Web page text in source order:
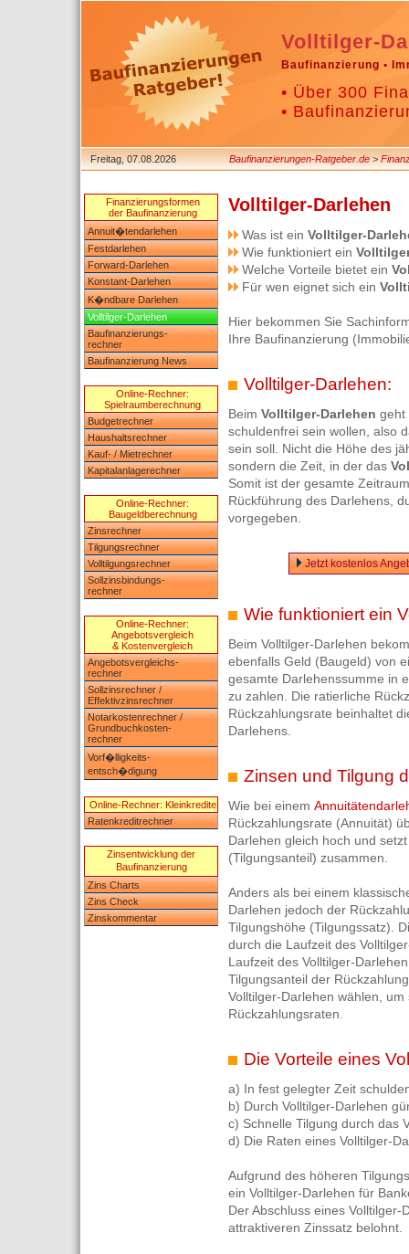
Volltilger-
Baufinanzierung •
• Über 300
•
Freitag, 07.08.2026 Baufinanzierungen-Ratgeber.de>
Finanzierungsformen
der Baufinanzierung
Annuit�tendarlehen
Festdarlehen
Forward-Darlehen
Konstant-Darlehen
K�ndbare Darlehen
Volltilger-Darlehen
Baufinanzierungs-
rechner
Baufinanzierung News
Online-Rechner:
Spielraumberechnung
Budgetrechner
Haushaltsrechner
Kauf- / Mietrechner
Kapitalanlagerechner
Online-Rechner:
Baugeldberechnung
Zinsrechner
Tilgungsrechner
Volltilgungsrechner
Sollzinsbindungs-
rechner
Online-Rechner:
Angebotsvergleich
& Kostenvergleich
Angebotsvergleichs-
rechner
Sollzinsrechner /
Effektivzinsrechner
Notarkostenrechner /
Grundbuchkosten-
rechner
Vorf�lligkeits-
entsch�digung
Online-Rechner: Kleinkredite
Ratenkreditrechner
Zinsentwicklung der
Baufinanzierung
Zins Charts
Zins Check
Zinskommentar
Volltilger-Darlehen
Was ist ein Volltilger-
Wie funktioniert ein
Welche Vorteile bietet ein
Für wen eignet sich ein
Hier bekommen Sie
Ihre Baufinanzierung
Volltilger-Darlehen:
Beim Volltilger-Darlehen geht
schuldenfrei sein wollen, also
sein soll. Nicht die Höhe des
sondern die Zeit, in der das
Somit ist der gesamte
Rückführung des Darlehens,
vorgegeben.
Jetzt kostenlos
Wie funktioniert ein
Beim Volltilger-Darlehen
ebenfalls Geld (Baugeld) von
gesamte Darlehenssumme in
zu zahlen. Die ratierliche
Rückzahlungsrate beinhaltet
Darlehens.
Zinsen und Tilgung
Wie bei einem
Rückzahlungsrate (Annuität)
Darlehen gleich hoch und
(Tilgungsanteil) zusammen.
Anders als bei einem
Darlehen jedoch der
Tilgungshöhe (Tilgungssatz).
durch die Laufzeit des
Laufzeit des Volltilger-
Tilgungsanteil der
Volltilger-Darlehen wählen,
Rückzahlungsraten.
Die Vorteile eines
a) In fest gelegter Zeit
b) Durch Volltilger-Darlehen
c) Schnelle Tilgung durch das
d) Die Raten eines Volltilger-
Aufgrund des höheren
ein Volltilger-Darlehen für
Der Abschluss eines
attraktiveren Zinssatz belohnt.